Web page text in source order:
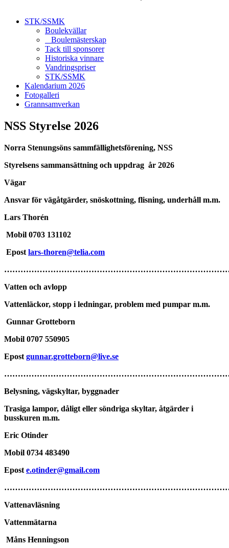
STK/SSMK
Boulekvällar
Boulemästerskap
Tack till sponsorer
Historiska vinnare
Vandringspriser
STK/SSMK
Kalendarium 2026
Fotogalleri
Grannsamverkan
NSS Styrelse 2026
Norra Stenungsöns sammfällighetsförening, NSS
Styrelsens sammansättning och uppdrag år 2026
Vägar
Ansvar för vägåtgärder, snöskottning, flisning, underhåll m.m.
Lars Thorén
Mobil 0703 131102
Epost lars-thoren@telia.com
Vatten och avlopp
Vattenläckor, stopp i ledningar, problem med pumpar m.m.
Gunnar Grotteborn
Mobil 0707 550905
Epost gunnar.grotteborn@live.se
Belysning, vägskyltar, byggnader
Trasiga lampor, dåligt eller söndriga skyltar, åtgärder i
busskuren m.m.
Eric Otinder
Mobil 0734 483490
Epost e.otinder@gmail.com
Vattenavläsning
Vattenmätarna
Måns Henningson